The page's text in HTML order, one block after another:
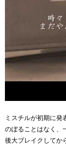
ミスチルが初期に発
のぼることはなく、
後大ブレイクしてか